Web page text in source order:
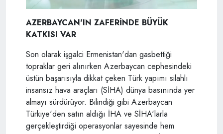
AZERBAYCAN'IN ZAFERİNDE BÜYÜK
KATKISI VAR
Son olarak işgalci Ermenistan'dan gasbettiği
topraklar geri alınırken Azerbaycan cephesindeki
üstün başarısıyla dikkat çeken Türk yapımı silahlı
insansız hava araçları (SİHA) dünya basınında yer
almayı sürdürüyor. Bilindiği gibi Azerbaycan
Türkiye'den satın aldığı İHA ve SİHA'larla
gerçekleştirdiği operasyonlar sayesinde hem